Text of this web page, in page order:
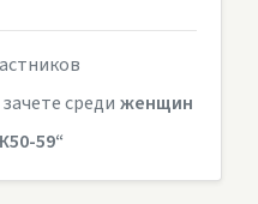
среди женщин
59“